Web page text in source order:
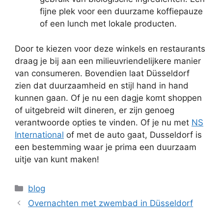
fijne plek voor een duurzame koffiepauze
of een lunch met lokale producten.
Door te kiezen voor deze winkels en restaurants
draag je bij aan een milieuvriendelijkere manier
van consumeren. Bovendien laat Düsseldorf
zien dat duurzaamheid en stijl hand in hand
kunnen gaan. Of je nu een dagje komt shoppen
of uitgebreid wilt dineren, er zijn genoeg
verantwoorde opties te vinden. Of je nu met NS
International of met de auto gaat, Dusseldorf is
een bestemming waar je prima een duurzaam
uitje van kunt maken!
Categorieën
blog
Overnachten met zwembad in Düsseldorf